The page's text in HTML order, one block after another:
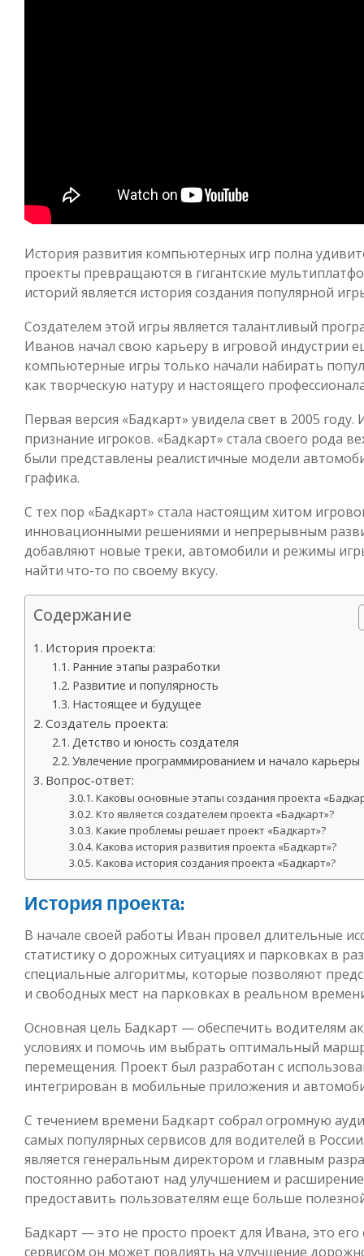
История развития компьютерных игр полна
проекты превращаются в гигантские
историй является история создания популярной
Создателем этой игры является талантливый
Иванов начал свою карьеру в игровой индустрии
компьютерные игры только начали набирать
как творческую натуру и настоящего
Первая версия «Бадкарт» увидела свет в 2005
признание игроков. «Бадкарт» стала своего рода
были представлены реалистичные модели
графика.
С тех пор «Бадкарт» стала настоящим хитом
инновационными решениями и непрерывным
добавляют новые треки, автомобили и режимы
найти что-то по своему вкусу.
Содержание
История проекта:
Ранние этапы разработки
Развитие и популярность
Настоящее и будущее
Создатель проекта:
Детство и юность создателя
Увлечение программированием и начало карьеры
Вопрос-ответ:
Каковы основные этапы создания проекта
Кто является создателем проекта «Бадкарт»?
Какие проблемы решает проект «Бадкарт»?
Какова история развития проекта «Бадкарт»?
Какова история создания проекта «Бадкарт»?
История проекта:
В начале своей работы Иван провел длительные
статистику о дорожных ситуациях и парковках в
специальные алгоритмы, которые позволяют
и свободных мест на парковках в реальном
Основная цель Бадкарт — обеспечить водителям
условиях и помочь им выбрать оптимальный
перемещения. Проект был разработан с
интегрирован в мобильные приложения и
С течением времени Бадкарт собрал огромную
самых популярных сервисов для водителей в
является генеральным директором и главным
постоянно работают над улучшением и
предоставить пользователям еще больше
Бадкарт — это не просто проект для Ивана, это
сервисом он может повлиять на улучшение